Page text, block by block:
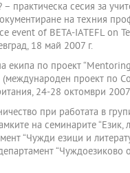
практическа сесия за
на техния
event of BETA-IATEFL on
18 май 2007 г.
екипа по проект
(международен проект по
24-28 октомври 2007
при работата в
на семинарите “Език,
“Чужди езици и
“Чуждоезиково